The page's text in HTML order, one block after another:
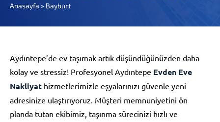
Anasayfa » Bayburt
Aydıntepe’de ev taşımak artık düşündüğünüzden daha
kolay ve stressiz! Profesyonel Aydıntepe Evden Eve
Nakliyat hizmetlerimizle eşyalarınızı güvenle yeni
adresinize ulaştırıyoruz. Müşteri memnuniyetini ön
planda tutan ekibimiz, taşınma sürecinizi hızlı ve